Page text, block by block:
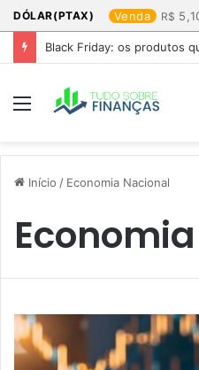
DÓLAR(PTAX) Venda
Black Friday: os produtos
Menu
Início / Economia Nacional